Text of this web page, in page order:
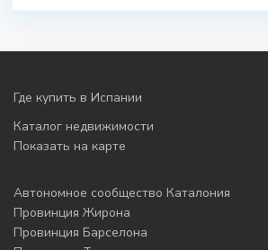
Где купить в Испании
Каталог недвижимости
Показать на карте
Автономное сообщество Каталония
Провинция Жирона
Провинция Барселона